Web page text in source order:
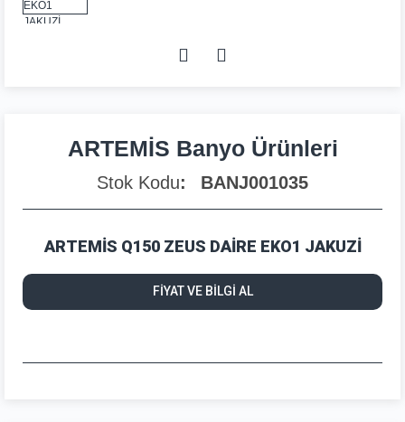
ARTEMİS Banyo Ürünleri
Stok Kodu BANJ001035
ARTEMİS Q150 ZEUS DAİRE EKO1 JAKUZİ
FİYAT VE BİLGİ AL